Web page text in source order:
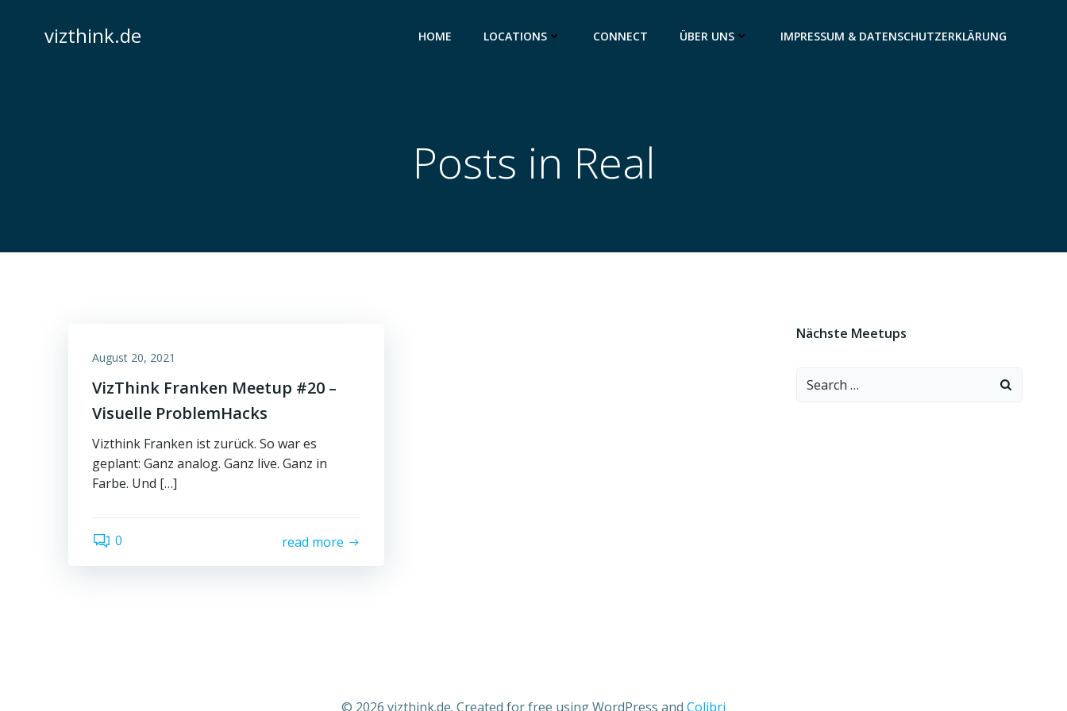
springenvizthink.de HOME LOCATIONS CONNECT ÜBER UNS IMPRESSUM & DATENSCHUTZERKLÄRUNG
Posts in Real
August 20, 2021
VizThink Franken Meetup #20 –
Visuelle ProblemHacks
Vizthink Franken ist zurück. So war es
geplant: Ganz analog. Ganz live. Ganz in
Farbe. Und […]
0 read more
Nächste Meetups
Search
© 2026 vizthink.de. Created for free using WordPress and Colibri